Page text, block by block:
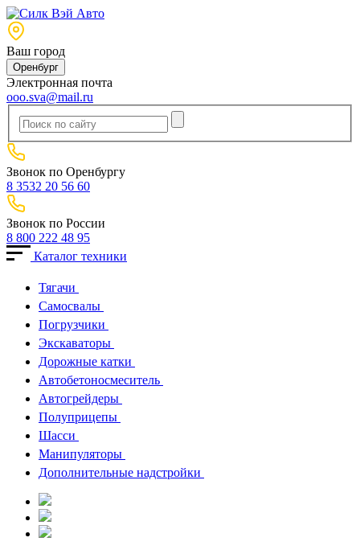
Ваш город
Оренбург
Электронная почта
ooo.sva@mail.ru
Звонок по Оренбургу
8 3532 20 56 60
Звонок по России
8 800 222 48 95
Каталог техники
Тягачи
Cамосвалы
Погрузчики
Экскаваторы
Дорожные катки
Автобетоносмеситель
Автогрейдеры
Полуприцепы
Шасси
Манипуляторы
Дополнительные надстройки